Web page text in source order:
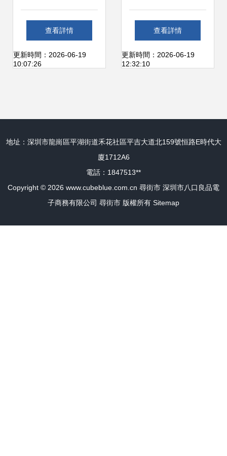
市罵聲到國民精神
的內核
查看詳情
更新時間：2026-06-19
10:07:26
村古城尋一味老爐
燒餅，漫步街市拾
查看詳情
更新時間：2026-06-19
12:32:10
地址：深圳市龍崗區平湖街道禾花社區平吉大道北159號恒路E時代大
廈1712A6
電話：1847513**
Copyright © 2026 www.cubeblue.com.cn 尋街市 深圳市八口良品電
子商務有限公司 尋街市 版權所有 Sitemap